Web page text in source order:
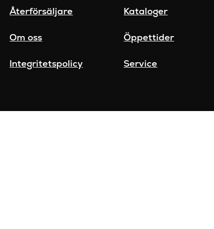
Återförsäljare Kataloger
Om oss Öppettider
Integritetspolicy Service